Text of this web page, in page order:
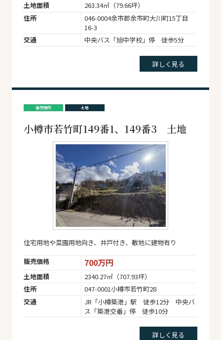
土地面積
263.34㎡（79.66坪）
住所
046-0004余市郡余市町大川町15丁目
16-3
交通
中央バス「旭中学校」停 徒歩5分
詳しく見る
販売物件 土地
小樽市若竹町149番1、149番3 土地
住宅用地や菜園用地向き、井戸付き、敷地に建物有り
販売価格 700万円
土地面積
2340.27㎡（707.93坪）
住所
047-0001小樽市若竹町28
交通
JR「小樽築港」駅 徒歩12分 中央バ
ス「築港交番」停 徒歩10分
詳しく見る